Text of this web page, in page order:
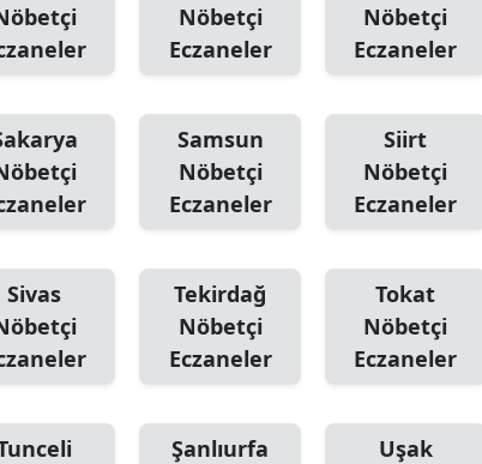
Nöbetçi
Eczaneler
Nöbetçi
Eczaneler
Samsun
Nöbetçi
Eczaneler
Siirt
Nöbetçi
Eczaneler
Sivas
Tekirdağ
Nöbetçi
Eczaneler
Tokat
Nöbetçi
Eczaneler
Şanlıurfa
Uşak